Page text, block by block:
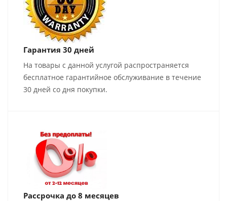
Гарантия 30 дней
На товары с данной услугой распространяется
бесплатное гарантийное обслуживание в течение
30 дней со дня покупки.
Рассрочка до 8 месяцев